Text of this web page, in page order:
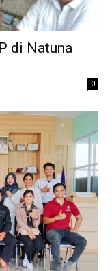
di Natuna
0